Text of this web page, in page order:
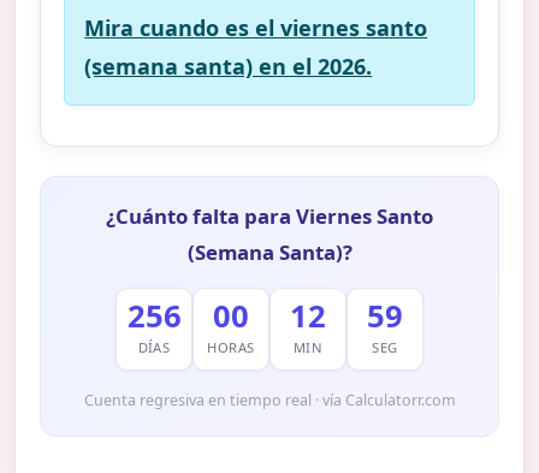
Mira cuando es el viernes santo
(semana santa) en el 2026.
¿Cuánto falta para Viernes Santo
(Semana Santa)?
256
DÍAS
00
HORAS
12
MIN
59
SEG
Cuenta regresiva en tiempo real · vía Calculatorr.com